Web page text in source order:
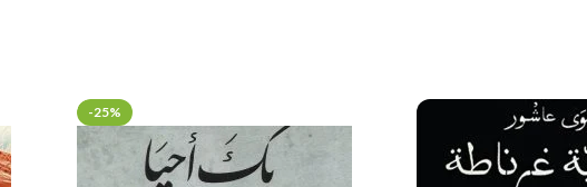
-25%